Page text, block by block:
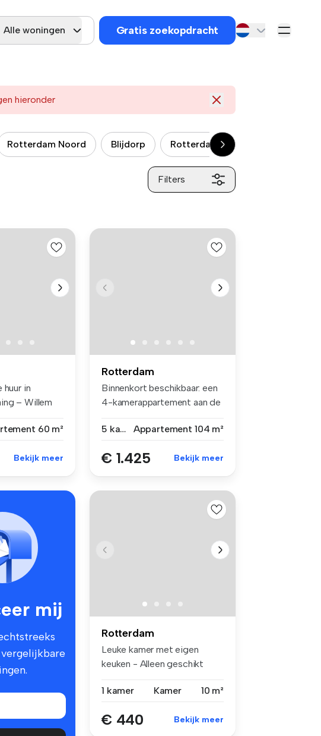
Alle woningen Gratis zoekopdracht
hieronder
Rotterdam Noord Blijdorp Rotterdam, Feijenoord
Filters
huur in
– Willem
60 m²
Bekijk meer
Rotterdam
Binnenkort beschikbaar: een
4-kamerappartement aan de
5 kamers
Appartement 104 m²
€ 1.425 Bekijk meer
mij
Rotterdam
Leuke kamer met eigen
keuken - Alleen geschikt
1 kamer
Kamer 10 m²
€ 440 Bekijk meer